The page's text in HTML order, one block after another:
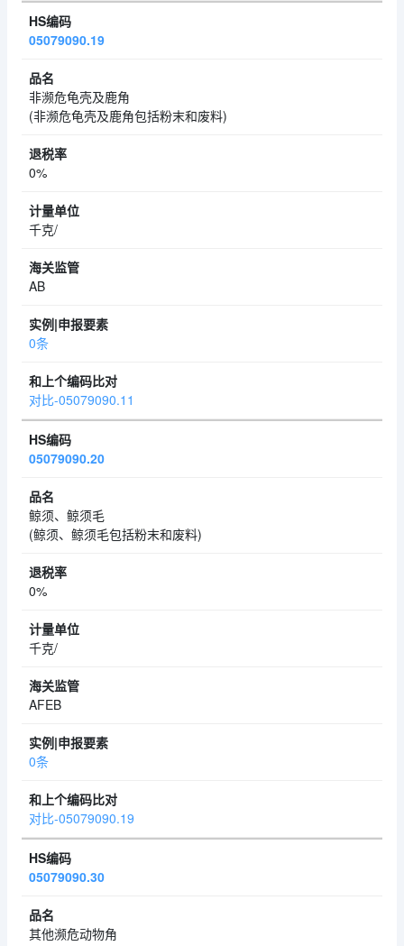
05079090.19
非濒危龟壳及鹿角
(非濒危龟壳及鹿角包括粉末和废料)
0%
千克/
AB
0条
对比-05079090.11
05079090.20
鲸须、鲸须毛
(鲸须、鲸须毛包括粉末和废料)
0%
千克/
AFEB
0条
对比-05079090.19
05079090.30
其他濒危动物角